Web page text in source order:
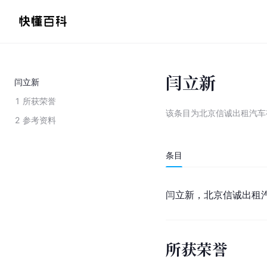
闫立新
1 所获荣誉
2 参考资料
闫立新
该条目为北京信诚出租汽
条目
闫立新，北京信诚出租
所获荣誉